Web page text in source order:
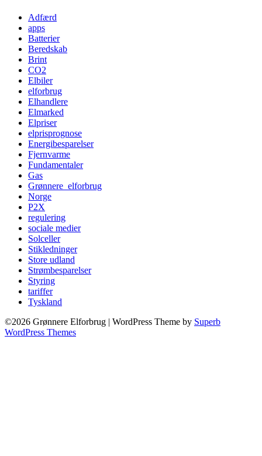
Adfærd
apps
Batterier
Beredskab
Brint
CO2
Elbiler
elforbrug
Elhandlere
Elmarked
Elpriser
elprisprognose
Energibesparelser
Fjernvarme
Fundamentaler
Gas
Grønnere_elforbrug
Norge
P2X
regulering
sociale medier
Solceller
Stikledninger
Store udland
Strømbesparelser
Styring
tariffer
Tyskland
©2026 Grønnere Elforbrug | WordPress Theme by Superb
WordPress Themes